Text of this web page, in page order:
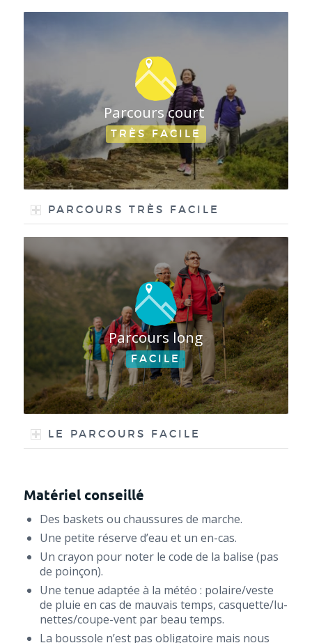
Par­cours court
TRÈS FACILE
PAR­COURS TRÈS FACILE
Par­cours long
FACILE
LE PAR­COURS FACILE
Matériel conseillé
Des bas­kets ou chaus­sures de marche.
Une petite réserve d’eau et un en-cas.
Un crayon pour noter le code de la balise (pas
de poinçon).
Une tenue adap­tée à la météo : polaire/veste
de pluie en cas de mau­vais temps, cas­quet­te/­lu­
net­tes/­coupe-vent par beau temps.
La bous­sole n’est pas obli­ga­toire mais nous